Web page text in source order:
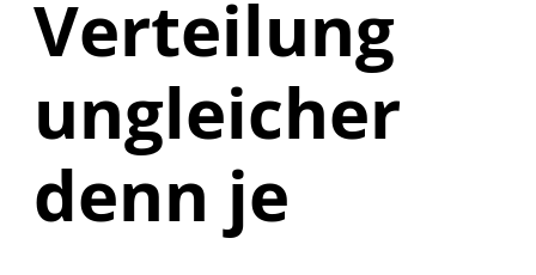
Verteilung
ungleicher
denn je